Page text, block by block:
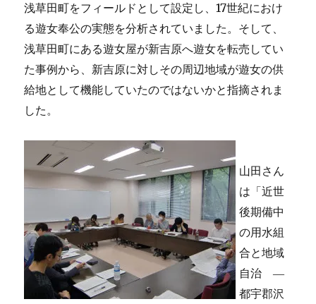
浅草田町をフィールドとして設定し、17世紀におけ
る遊女奉公の実態を分析されていました。そして、
浅草田町にある遊女屋が新吉原へ遊女を転売してい
た事例から、新吉原に対しその周辺地域が遊女の供
給地として機能していたのではないかと指摘されま
した。
山田さん
は「近世
後期備中
の用水組
合と地域
自治 ―
都宇郡沢